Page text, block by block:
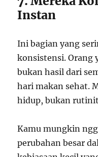
Instan
Ini bagian yang
konsistensi.
bukan hasil dari
hari makan sehat.
hidup, bukan
Kamu mungkin
perubahan besar